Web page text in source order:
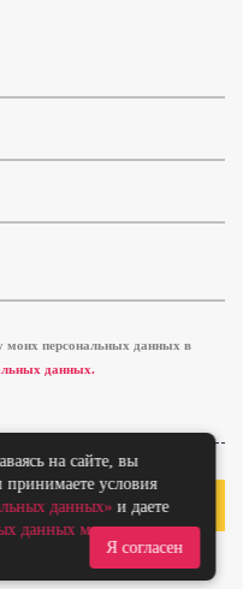
моих персональных данных в
данных.
на сайте, вы
принимаете условия
данных» и даете
данных метрическими
Я согласен